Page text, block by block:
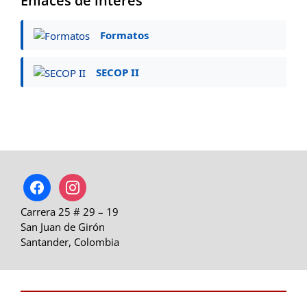
Formatos
SECOP II
facebookinstagram
Carrera 25 # 29 – 19
San Juan de Girón
Santander, Colombia